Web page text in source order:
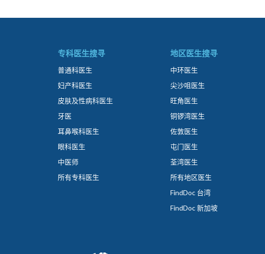
专科医生搜寻
普通科医生
妇产科医生
皮肤及性病科医生
牙医
耳鼻喉科医生
眼科医生
中医师
所有专科医生
地区医生搜寻
中环医生
尖沙咀医生
旺角医生
铜锣湾医生
佐敦医生
屯门医生
荃湾医生
所有地区医生
FindDoc 台湾
FindDoc 新加坡